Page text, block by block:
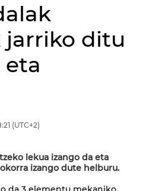
ditu
(UTC+2)
lekua izango da eta
izango dute helburu.